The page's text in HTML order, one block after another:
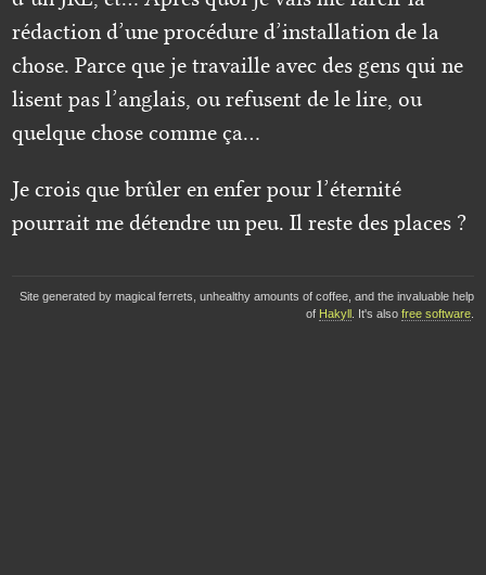
rédaction d’une procédure d’installation de la
chose. Parce que je travaille avec des gens qui ne
lisent pas l’anglais, ou refusent de le lire, ou
quelque chose comme ça…
Je crois que brûler en enfer pour l’éternité
pourrait me détendre un peu. Il reste des places ?
Site generated by magical ferrets, unhealthy amounts of coffee, and the invaluable help
of Hakyll . It's also free software.